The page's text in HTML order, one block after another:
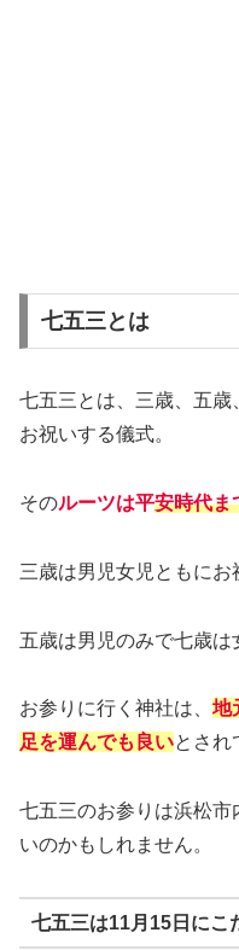
七五三とは
七五三とは、三歳、五
お祝いする儀式。
そのルーツは平安時代ま
三歳は男児女児ともにお
五歳は男児のみで七歳は
お参りに行く神社は、 地
足を運んでも良いとされ
七五三のお参りは浜松
いのかもしれません。
七五三は11月15日にこ